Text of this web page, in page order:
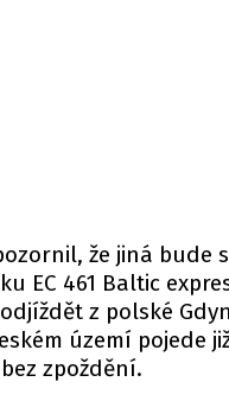
že jiná bude
EC 461 Baltic
z polské
území pojede
zpoždění.